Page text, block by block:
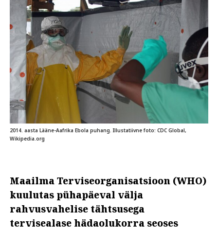
2014. aasta Lääne-Aafrika Ebola puhang. Illustatiivne foto: CDC Global,
Wikipedia.org
Maailma Terviseorganisatsioon (WHO)
kuulutas pühapäeval välja
rahvusvahelise tähtsusega
tervisealase hädaolukorra seoses